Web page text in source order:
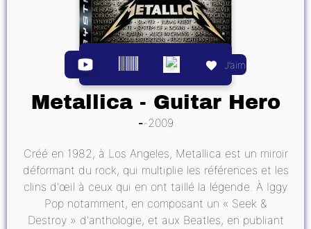
J’aime
Metallica - Guitar Hero
2009
Créé en 1982, à Los Angeles, Metallica est un miroir
déformant du rock, qui multiplie les références et les
clins d'œil à ceux qui en ont taillé la légende. À Iggy
Pop notamment, en composant un « Seek &
Destroy » d'anthologie, et aux Beatles, en publiant